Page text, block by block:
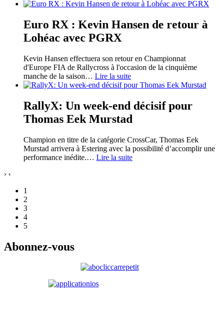
Euro RX : Kevin Hansen de retour à
Lohéac avec PGRX
Kevin Hansen effectuera son retour en Championnat
d'Europe FIA de Rallycross à l'occasion de la cinquième
manche de la saison… Lire la suite
RallyX: Un week-end décisif pour
Thomas Eek Murstad
Champion en titre de la catégorie CrossCar, Thomas Eek
Murstad arrivera à Estering avec la possibilité d’accomplir une
performance inédite.… Lire la suite
› ‹
1
2
3
4
5
Abonnez-vous